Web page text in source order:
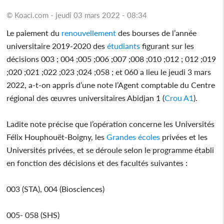
© Koaci.com - jeudi 03 mars 2022 - 08:34
Le paiement du renouvellement des bourses de l’année
universitaire 2019-2020 desétudiants figurant sur les
décisions 003 ; 004 ;005 ;006 ;007 ;008 ;010 ;012 ; 012 ;019
;020 ;021 ;022 ;023 ;024 ;058 ; et 060 a lieu le jeudi 3 mars
2022, a-t-on appris d’une note l’Agent comptable du Centre
régional des œuvres universitaires Abidjan 1 (Crou A1).
Ladite note précise que l’opération concerne les Universités
Félix Houphouët-Boigny, lesGrandes écoles privées et les
Universités privées, et se déroule selon le programme établi
en fonction des décisions et des facultés suivantes :
003 (STA), 004 (Biosciences)
005- 058 (SHS)